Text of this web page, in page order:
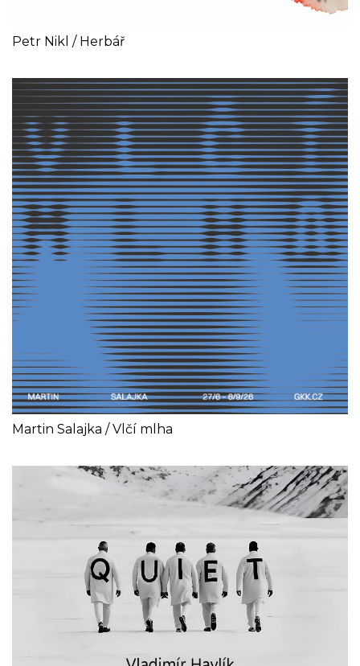
Petr Nikl / Herbář
Martin Salajka / Vlčí mlha